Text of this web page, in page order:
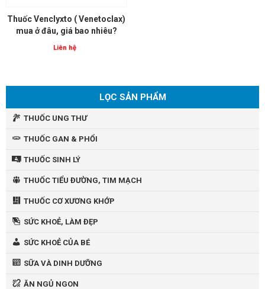
Thuốc Venclyxto ( Venetoclax)
mua ở đâu, giá bao nhiêu?
Liên hệ
LỌC SẢN PHẨM
THUỐC UNG THƯ
THUỐC GAN & PHỔI
THUỐC SINH LÝ
THUỐC TIỂU ĐƯỜNG, TIM MẠCH
THUỐC CƠ XƯƠNG KHỚP
SỨC KHOẺ, LÀM ĐẸP
SỨC KHOẺ CỦA BÉ
SỮA VÀ DINH DƯỠNG
ĂN NGỦ NGON